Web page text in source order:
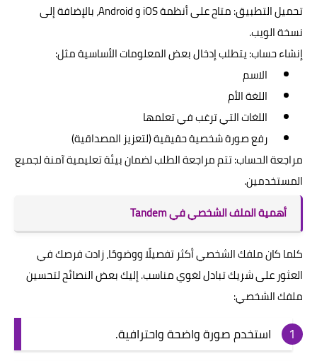
تحميل التطبيق: متاح على أنظمة iOS و Android، بالإضافة إلى
نسخة الويب.
إنشاء حساب: يتطلب إدخال بعض المعلومات الأساسية مثل:
الاسم
اللغة الأم
اللغات التي ترغب في تعلمها
رفع صورة شخصية حقيقية (لتعزيز المصداقية)
مراجعة الحساب: تتم مراجعة الطلب لضمان بيئة تعليمية آمنة لجميع
المستخدمين.
أهمية الملف الشخصي في Tandem
كلما كان ملفك الشخصي أكثر تفصيلًا ووضوحًا، زادت فرصك في
العثور على شريك تبادل لغوي مناسب. إليك بعض النصائح لتحسين
ملفك الشخصي:
استخدم صورة واضحة واحترافية.